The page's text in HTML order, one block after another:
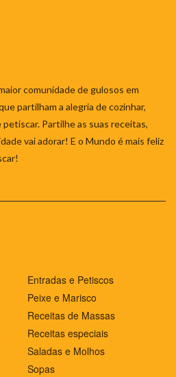
comunidade de gulosos em
partilham a alegria de cozinhar,
Partilhe as suas receitas,
vai adorar! E o Mundo é mais feliz
Entradas e Petiscos
Peixe e Marisco
Receitas de Massas
Receitas especiais
Saladas e Molhos
Sopas